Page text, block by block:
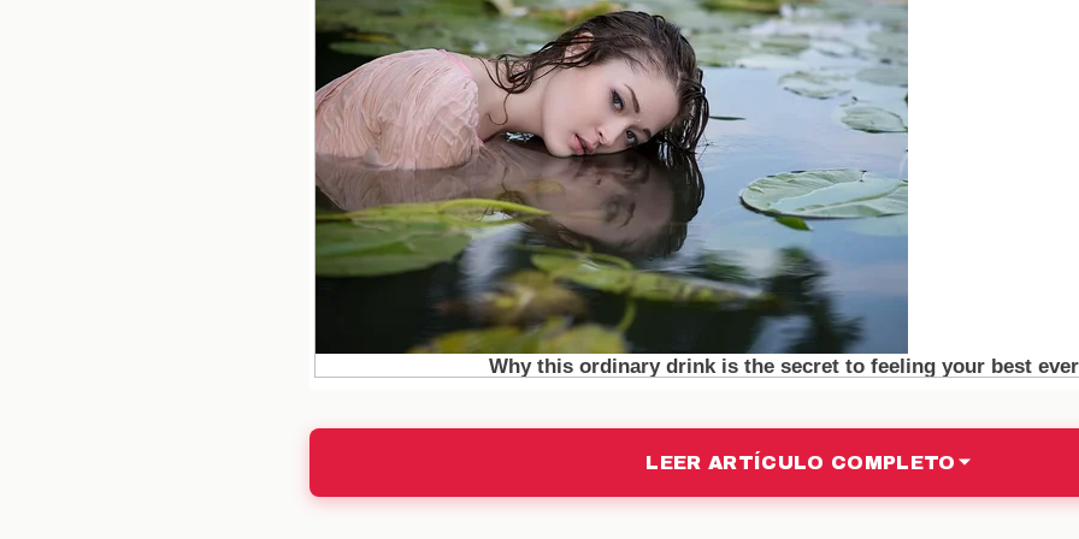
tipo de reacciones son comunes en el mundo digital, donde la opinión
rápidamente.
Implicaciones para Brian Sarmiento
Las acusaciones de complot pueden tener un impacto significativo en la
La percepción del público es fundamental para cualquier creador de
afectar su reputación. Si bien algunos podrían verlo como una estrategia
otros creen que podría alejar a sus seguidores. En el mundo del streaming,
clave, la forma en que maneje esta situación será determinante para su futuro.
El futuro de la relación entre los
La relación entre Brian Sarmiento, los nuevos integrantes y TITI podría
este incidente. Dependiendo de cómo se desarrollen los
establezcan nuevas alianzas o, por el contrario, que surjan más tensiones.
LEER ARTÍCULO COMPLETO